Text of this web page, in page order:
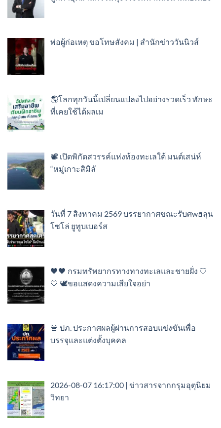
พ่อผู้ก่อเหตุ ขอโทษสังคม | สำนักข่าววันนิวส์
🌎โลกทุกวันนี้เปลี่ยนแปลงไปอย่างรวดเร็ว ทักษะ
ที่เคยใช้ได้ผลเม
📽️ เปิดพิกัดสวรรค์แห่งท้องทะเลใต้ มนต์เสน่ห์
“หมู่เกาะสิมิลั
วันที่ 7 สิงหาคม 2569 บรรยากาศขณะรับศwฮลุน
โซโล่ ยูทูบเบอร์ส
🖤🖤 กรมทรัพยากรทางทางทะเลและชายฝั่ง 🤍
🤍 🕊️ขอแสดงความเสียใจอย่า
🚨 ปภ. ประกาศผลผู้ผ่านการสอบแข่งขันเพื่อ
บรรจุและแต่งตั้งบุคคล
2026-08-07 16:17:00 | ข่าวสารจากกรุมอุตุนิยม
วิทยา